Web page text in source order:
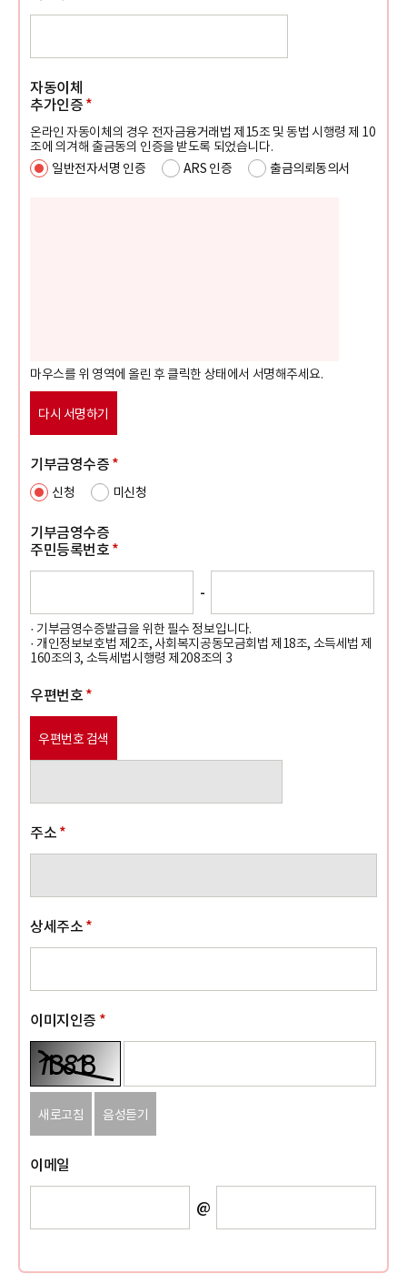
자동이체
추가인증 *
온라인 자동이체의 경우 전자금융거래법 제15조 및 동법 시행령 제 10
조에 의겨해 출금동의 인증을 받도록 되었습니다.
일반전자서명 인증
ARS 인증 출금의뢰동의서
마우스를 위 영역에 올린 후 클릭한 상태에서 서명해주세요.
다시 서명하기
기부금영수증 *
신청 미신청
기부금영수증
주민등록번호 *
-
· 기부금영수증발급을 위한 필수 정보입니다.
· 개인정보보호법 제2조, 사회복지공동모금회법 제18조, 소득세법 제
160조의3, 소득세법시행령 제208조의 3
우편번호 *
우편번호 검색
주소 *
상세주소 *
이미지인증 *
새로고침 음성듣기
이메일
@